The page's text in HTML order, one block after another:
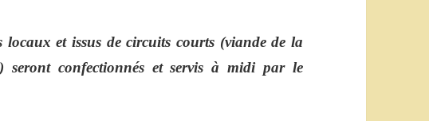
locaux et issus de circuits courts (viande de la
seront confectionnés et servis à midi par le